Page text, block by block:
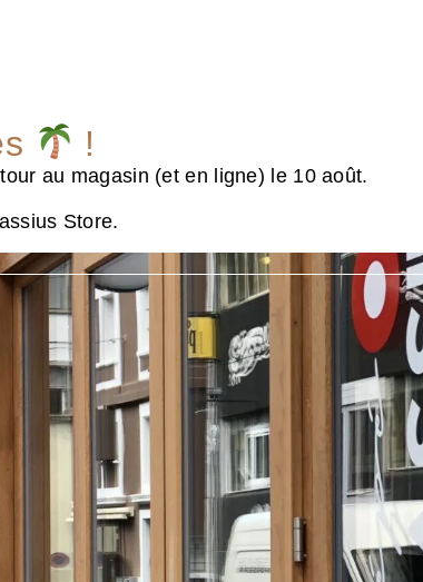
!
au magasin (et en ligne) le 10 août.
Store.